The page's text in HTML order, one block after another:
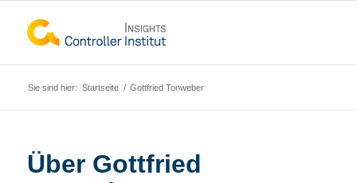
Sie sind hier: Startseite / Gottfried Tonweber
Über Gottfried